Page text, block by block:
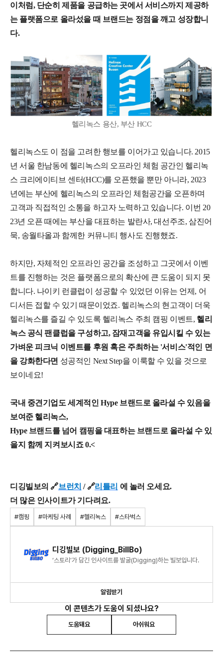
이처럼, 단순히 제품을 공급하는 곳에서 서비스까지 제공하
는 플랫폼으로 올라섰을 때 브랜드는 정점을 깨고 성장합니
다.
헬리녹스 용산, 부산 HCC
헬리녹스도 이 점을 고려한 행보를 이어가고 있습니다. 2015
년 서울 한남동에 헬리녹스의 오프라인 체험 공간인 헬리녹
스 크리에이티브 센터(HCC)를 오픈했을 뿐만 아니라, 2023
년에는 부산에 헬리녹스의 오프라인 체험공간을 오픈하며
고객과 직접적인 소통을 하고자 노력하고 있습니다. 이번 20
23년 오픈 때에는 부산을 대표하는 발란사, 대선주조, 삼진어
묵, 송월타올과 함께한 커뮤니티 행사도 진행했죠.
하지만, 자체적인 오프라인 공간을 조성하고 그곳에서 이벤
트를 진행하는 것은 플랫폼으로의 확산에 큰 도움이 되지 못
합니다. 나이키 런클럽이 성공할 수 있었던 이유는 언제, 어
디서든 접할 수 있기 때문이었죠. 헬리녹스의 현고객이 더욱
헬리녹스를 즐길 수 있도록 헬리녹스 주최 캠핑 이벤트, 헬리
녹스 공식 팬클럽을 구성하고, 잠재고객을 유입시킬 수 있는
가벼운 피크닉 이벤트를 후원 혹은 주최하는 '서비스'적인 면
을 강화한다면 성공적인 Next Step을 이룩할 수 있을 것으로
보이네요!
국내 중견기업도 세계적인 Hype 브랜드로 올라설 수 있음을
보여준 헬리녹스,
Hype 브랜드를 넘어 캠핑을 대표하는 브랜드로 올라설 수 있
을지 함께 지켜보시죠 0.<
디깅빌보의 🔗브런치 / 🔗리틀리 에 놀러 오세요.
더 많은 인사이트가 기다려요.
#캠핑 #마케팅 사례 #헬리녹스 #스타벅스
디깅빌보 (Digging_BillBo)
‘스토리’가 담긴 인사이트를 발굴(Digging)하는 빌보입니다.
알림받기
이 콘텐츠가 도움이 되셨나요?
도움돼요 아쉬워요